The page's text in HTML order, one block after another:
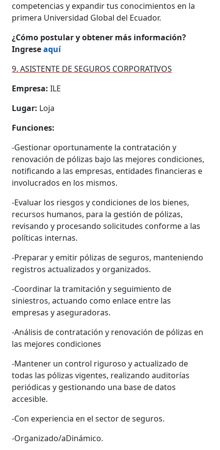
competencias y expandir tus conocimientos en la
primera Universidad Global del Ecuador.
¿Cómo postular y obtener más información?
Ingreseaquí
9. ASISTENTE DE SEGUROS CORPORATIVOS
Empresa:ILE
Lugar: Loja
Funciones:
-Gestionar oportunamente la contratación y
renovación de pólizas bajo las mejores condiciones,
notificando a las empresas, entidades financieras e
involucrados en los mismos.
-Evaluar los riesgos y condiciones de los bienes,
recursos humanos, para la gestión de pólizas,
revisando y procesando solicitudes conforme a las
políticas internas.
-Preparar y emitir pólizas de seguros, manteniendo
registros actualizados y organizados.
-Coordinar la tramitación y seguimiento de
siniestros, actuando como enlace entre las
empresas y aseguradoras.
-Análisis de contratación y renovación de pólizas en
las mejores condiciones
-Mantener un control riguroso y actualizado de
todas las pólizas vigentes, realizando auditorías
periódicas y gestionando una base de datos
accesible.
-Con experiencia en el sector de seguros.
-Organizado/aDinámico.